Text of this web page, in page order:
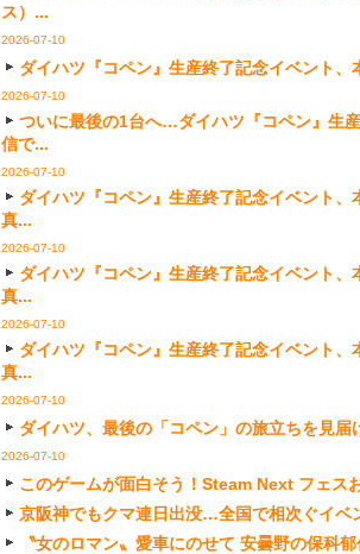
ス）...
2026-07-10
ダイハツ『コペン』生産終了記念イベント
2026-07-10
ついに最後の1台へ…ダイハツ『コペン』生
信で...
2026-07-10
ダイハツ『コペン』生産終了記念イベント
真...
2026-07-10
ダイハツ『コペン』生産終了記念イベント
真...
2026-07-10
ダイハツ『コペン』生産終了記念イベント
真...
2026-07-10
ダイハツ、最後の「コペン」の旅立ちを見
2026-07-10
このゲームが面白そう！Steam Next フェス
京阪神でもクマ連日出没…全国で相次ぐイ
〝女のロマン〟愛車にのせて 安曇野の保科